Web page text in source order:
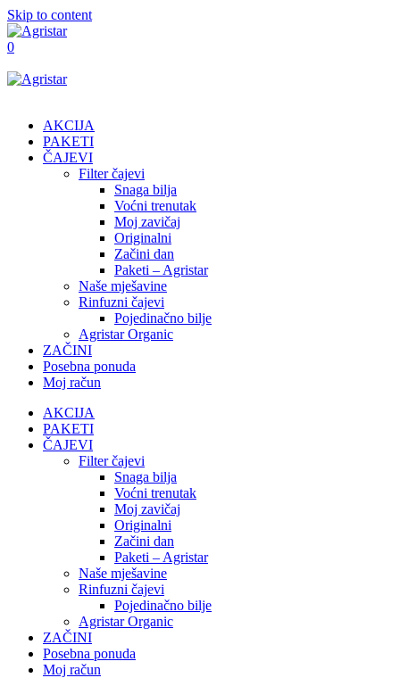
Skip to content
0
AKCIJA
PAKETI
ČAJEVI
Filter čajevi
Snaga bilja
Voćni trenutak
Moj zavičaj
Originalni
Začini dan
Paketi – Agristar
Naše mješavine
Rinfuzni čajevi
Pojedinačno bilje
Agristar Organic
ZAČINI
Posebna ponuda
Moj račun
AKCIJA
PAKETI
ČAJEVI
Filter čajevi
Snaga bilja
Voćni trenutak
Moj zavičaj
Originalni
Začini dan
Paketi – Agristar
Naše mješavine
Rinfuzni čajevi
Pojedinačno bilje
Agristar Organic
ZAČINI
Posebna ponuda
Moj račun